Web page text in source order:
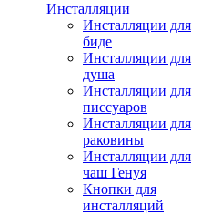
Инсталляции
Инсталляции для
биде
Инсталляции для
душа
Инсталляции для
писсуаров
Инсталляции для
раковины
Инсталляции для
чаш Генуя
Кнопки для
инсталляций